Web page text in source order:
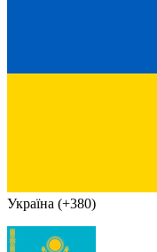
Україна (+380)